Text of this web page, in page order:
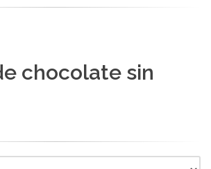
chocolate sin